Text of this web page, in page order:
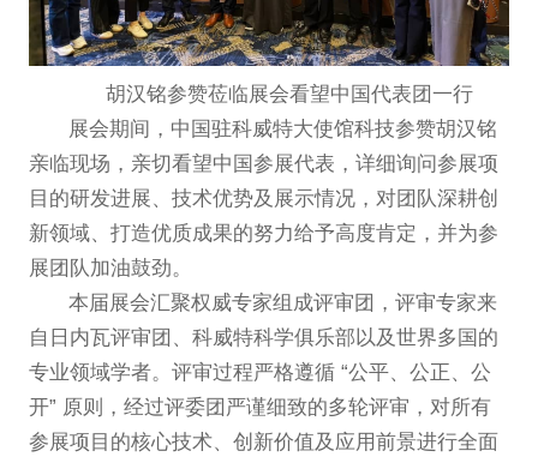
胡汉铭参赞莅临展会看望中国代表团一行
展会期间，中国驻科威特大使馆科技参赞胡汉铭
亲临现场，亲切看望中国参展代表，详细询问参展项
目的研发进展、技术优势及展示情况，对团队深耕创
新领域、打造优质成果的努力给予高度肯定，并为参
展团队加油鼓劲。
本届展会汇聚权威专家组成评审团，评审专家来
自日内瓦评审团、科威特科学俱乐部以及世界多国的
专业领域学者。评审过程严格遵循 “公平、公正、公
开” 原则，经过评委团严谨细致的多轮评审，对所有
参展项目的核心技术、创新价值及应用前景进行全面